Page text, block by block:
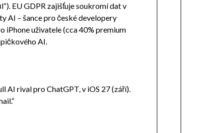
EU GDPR zajišťuje soukromí dat v
AI – šance pro české developery
iPhone uživatele (cca 40% premium
AI.
AI rival pro ChatGPT, v iOS 27 (září).